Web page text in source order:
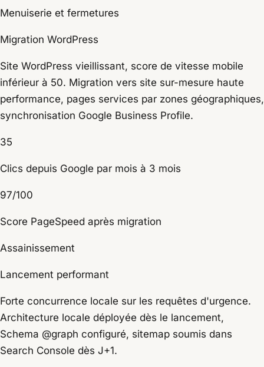
Menuiserie et fermetures
Migration WordPress
Site WordPress vieillissant, score de vitesse mobile
inférieur à 50. Migration vers site sur-mesure haute
performance, pages services par zones géographiques,
synchronisation Google Business Profile.
35
Clics depuis Google par mois à 3 mois
97/100
Score PageSpeed après migration
Assainissement
Lancement performant
Forte concurrence locale sur les requêtes d'urgence.
Architecture locale déployée dès le lancement,
Schema @graph configuré, sitemap soumis dans
Search Console dès J+1.